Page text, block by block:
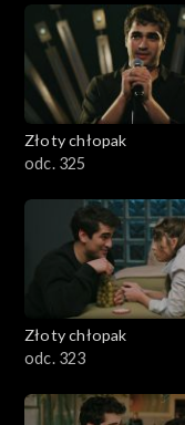
Złoty chłopak
odc. 325
Złoty chłopak
odc. 323